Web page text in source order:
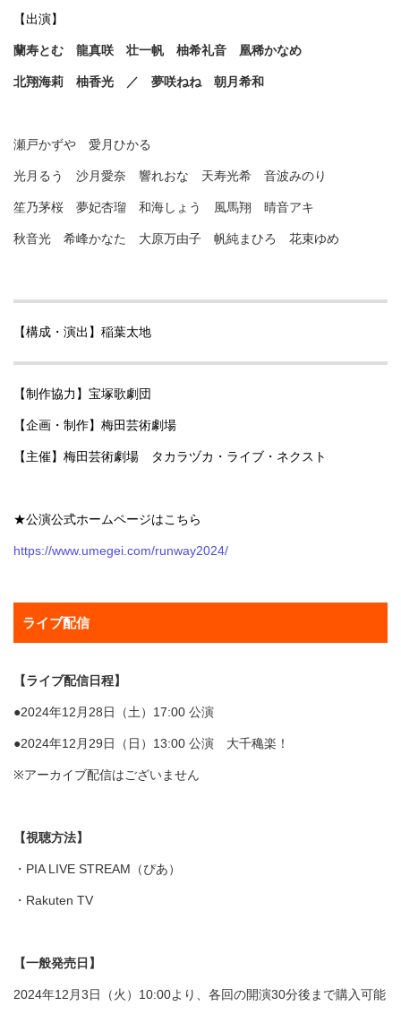
【出演】
蘭寿とむ 龍真咲 壮一帆 柚希礼音 凰稀かなめ
北翔海莉 柚香光 ／ 夢咲ねね 朝月希和
瀬戸かずや 愛月ひかる
光月るう 沙月愛奈 響れおな 天寿光希 音波みのり
笙乃茅桜 夢妃杏瑠 和海しょう 風馬翔 晴音アキ
秋音光 希峰かなた 大原万由子 帆純まひろ 花束ゆめ
【構成・演出】稲葉太地
【制作協力】宝塚歌劇団
【企画・制作】梅田芸術劇場
【主催】梅田芸術劇場 タカラヅカ・ライブ・ネクスト
★公演公式ホームページはこちら
https://www.umegei.com/runway2024/
ライブ配信
【ライブ配信日程】
●2024年12月28日（土）17:00 公演
●2024年12月29日（日）13:00 公演 大千穐楽！
※アーカイブ配信はございません
【視聴方法】
・PIA LIVE STREAM（ぴあ）
・Rakuten TV
【一般発売日】
2024年12月3日（火）10:00より、各回の開演30分後まで購入可能